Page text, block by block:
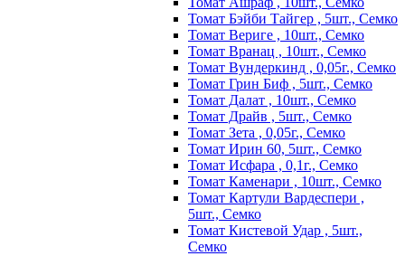
Томат Бэйби Тайгер , 5шт., Семко
Томат Вериге , 10шт., Семко
Томат Вранац , 10шт., Семко
Томат Вундеркинд , 0,05г., Семко
Томат Грин Биф , 5шт., Семко
Томат Далат , 10шт., Семко
Томат Драйв , 5шт., Семко
Томат Зета , 0,05г., Семко
Томат Ирин 60, 5шт., Семко
Томат Исфара , 0,1г., Семко
Томат Каменари , 10шт., Семко
Томат Картули Вардеспери ,
5шт., Семко
Томат Кистевой Удар , 5шт.,
Семко